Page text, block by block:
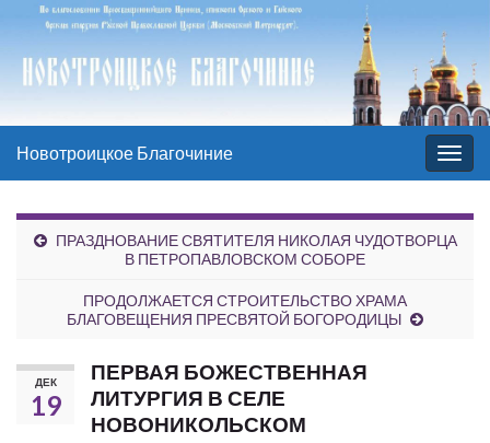
Вкл/
выкл
Новотроицкое Благочиние
ПРАЗДНОВАНИЕ СВЯТИТЕЛЯ НИКОЛАЯ ЧУДОТВОРЦА
В ПЕТРОПАВЛОВСКОМ СОБОРЕ
ПРОДОЛЖАЕТСЯ СТРОИТЕЛЬСТВО ХРАМА
БЛАГОВЕЩЕНИЯ ПРЕСВЯТОЙ БОГОРОДИЦЫ
ДЕК
19
ПЕРВАЯ БОЖЕСТВЕННАЯ
ЛИТУРГИЯ В СЕЛЕ
НОВОНИКОЛЬСКОМ